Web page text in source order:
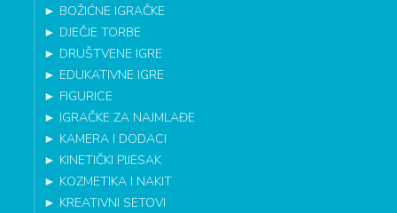
► BOŽIĆNE IGRAČKE
► DJEČJE TORBE
► DRUŠTVENE IGRE
► EDUKATIVNE IGRE
► FIGURICE
► IGRAČKE ZA NAJMLAĐE
► KAMERA I DODACI
► KINETIČKI PIJESAK
► KOZMETIKA I NAKIT
► KREATIVNI SETOVI